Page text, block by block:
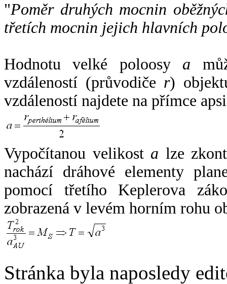
"Poměr druhých mocnin
třetích mocnin jejich hlavních
Hodnotu velké poloosy a
vzdáleností (průvodiče r)
vzdáleností najdete na přímce
Vypočítanou velikost a lze
nachází dráhové elementy
pomocí třetího Keplerova
zobrazená v levém horním rohu
Stránka byla naposledy